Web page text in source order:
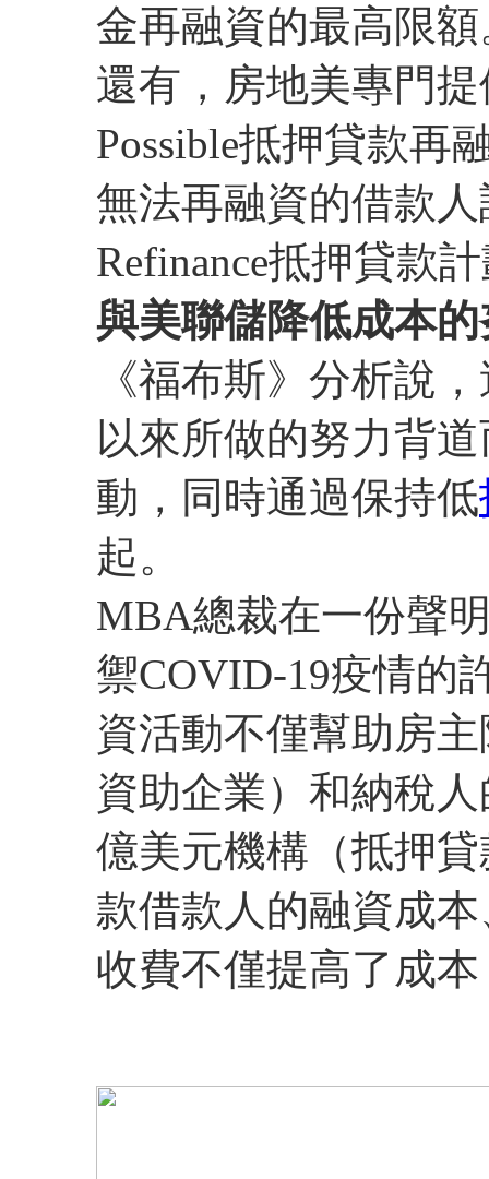
金再融資的最高限額
還有，房地美專門
Possible抵押貸款再
無法再融資的借款人
Refinance抵押貸款
與美聯儲降低成本
《福布斯》分析說
以來所做的努力背
動，同時通過保持低
起。
MBA總裁在一份聲
禦COVID-19疫情的
資活動不僅幫助房
資助企業）和納稅
億美元機構（抵押
款借款人的融資成
收費不僅提高了成